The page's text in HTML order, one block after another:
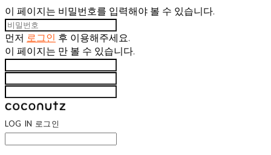
이 페이지는 비밀번호를 입력해야 볼 수 있습니다.
먼저 로그인 후 이용해주세요.
이 페이지는 만 볼 수 있습니다.
LOG IN 로그인